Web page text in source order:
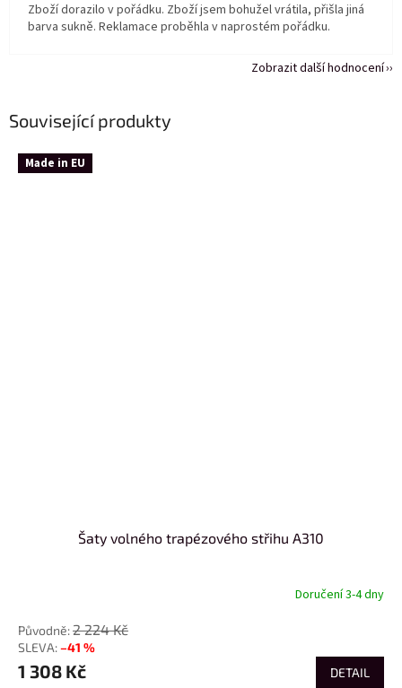
Související produkty
Made in EU
Šaty volného trapézového střihu A310
Doručení 3-4 dny
2 224 Kč
–41 %
1 308 Kč DETAIL
Zboží dorazilo v pořádku. Zboží jsem bohužel vrátila, přišla jiná
barva sukně. Reklamace proběhla v naprostém pořádku.
Zobrazit další hodnocení